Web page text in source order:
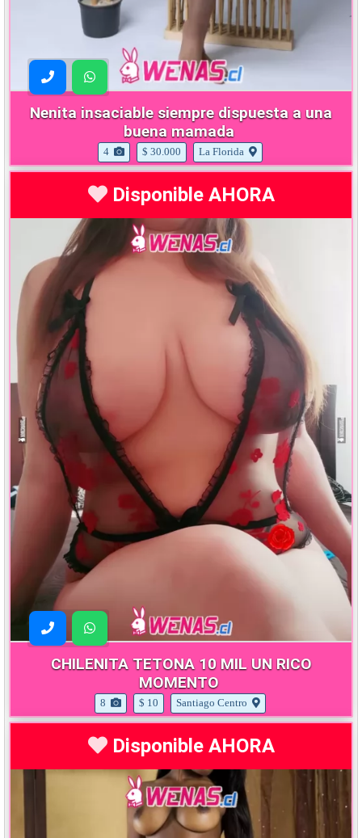
Nenita insaciable siempre dispuesta a una
buena mamada
4 $ 30.000 La Florida
Disponible AHORA
CHILENITA TETONA 10 MIL UN RICO
MOMENTO
8 $ 10 Santiago Centro
Disponible AHORA